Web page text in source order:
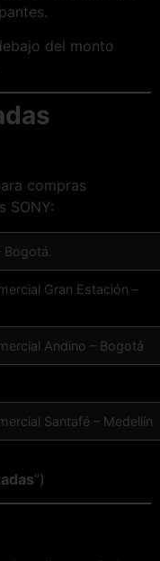
del monto
compras
SONY:
Gran Estación –
Andino – Bogotá
Santafé – Medellín
”)